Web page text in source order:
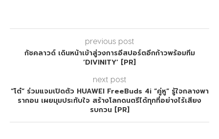
previous post
กัชคลาวด์ เดินหน้าเข้าสู่วงการอีสปอร์ตอีกก้าวพร้อมทีม
‘DIVINITY’ [PR]
next post
“โต๋” ร่วมแจมเปิดตัว HUAWEI FreeBuds 4i “คู่หู” รู้ใจกลางพา
รากอน เผยมุมประทับใจ สร้างโลกดนตรีได้ทุกที่อย่างไร้เสียง
รบกวน [PR]